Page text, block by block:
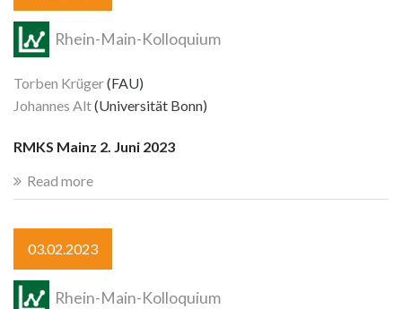
Rhein-Main-Kolloquium
Torben Krüger(FAU)
Johannes Alt(Universität Bonn)
RMKS Mainz 2. Juni 2023
Read more
03.02.2023
Rhein-Main-Kolloquium